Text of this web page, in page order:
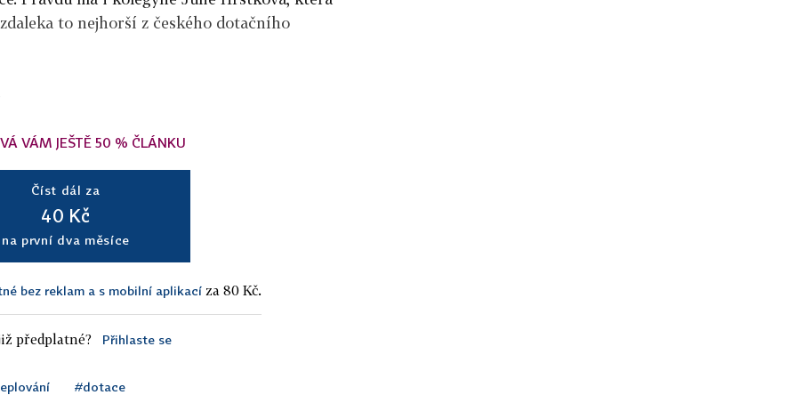
to nejhorší z českého dotačního
VÁM JEŠTĚ 50 % ČLÁNKU
Číst dál za
40 Kč
na první dva měsíce
bez reklam a s mobilní aplikací za 80 Kč.
předplatné? Přihlaste se
#dotace